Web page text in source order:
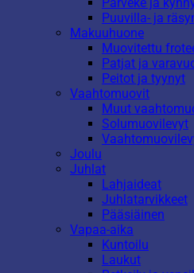
Puuvilla- ja
Makuuhuone
Muovitettu
Patjat ja
Peitot ja tyynyt
Vaahtomuovit
Muut
Solumuovilevyt
Joulu
Juhlat
Lahjaideat
Juhlatarvikkeet
Pääsiäinen
Vapaa-aika
Kuntoilu
Laukut